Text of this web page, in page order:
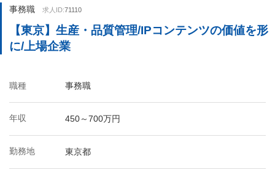
事務職 求人ID:71110
【東京】生産・品質管理/IPコンテンツの価値を形
に/上場企業
職種 事務職
年収 450～700万円
勤務地 東京都